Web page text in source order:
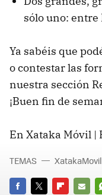
sólo uno: entre
Ya sabéis que
o contestar las
nuestra sección
¡Buen fin de
En Xataka Móvil |
TEMAS XatakaMovil